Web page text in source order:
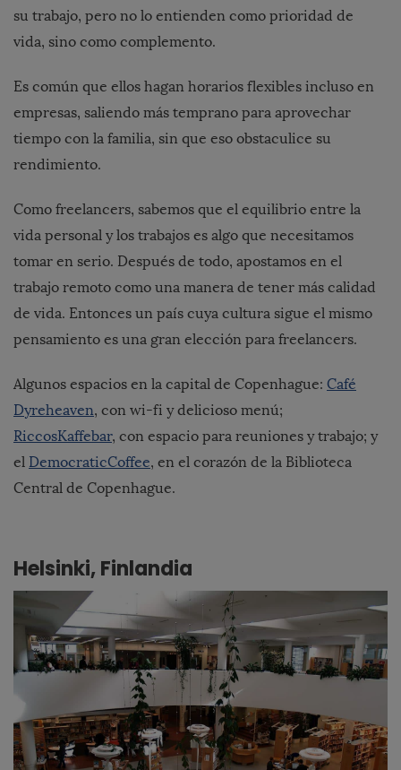
su trabajo, pero no lo entienden como prioridad de
vida, sino como complemento.
Es común que ellos hagan horarios flexibles incluso en
empresas, saliendo más temprano para aprovechar
tiempo con la familia, sin que eso obstaculice su
rendimiento.
Como freelancers, sabemos que el equilibrio entre la
vida personal y los trabajos es algo que necesitamos
tomar en serio. Después de todo, apostamos en el
trabajo remoto como una manera de tener más calidad
de vida. Entonces un país cuya cultura sigue el mismo
pensamiento es una gran elección para freelancers.
Algunos espacios en la capital de Copenhague: Café
Dyreheaven, con wi-fi y delicioso menú;
RiccosKaffebar, con espacio para reuniones y trabajo; y
el DemocraticCoffee, en el corazón de la Biblioteca
Central de Copenhague.
Helsinki, Finlandia